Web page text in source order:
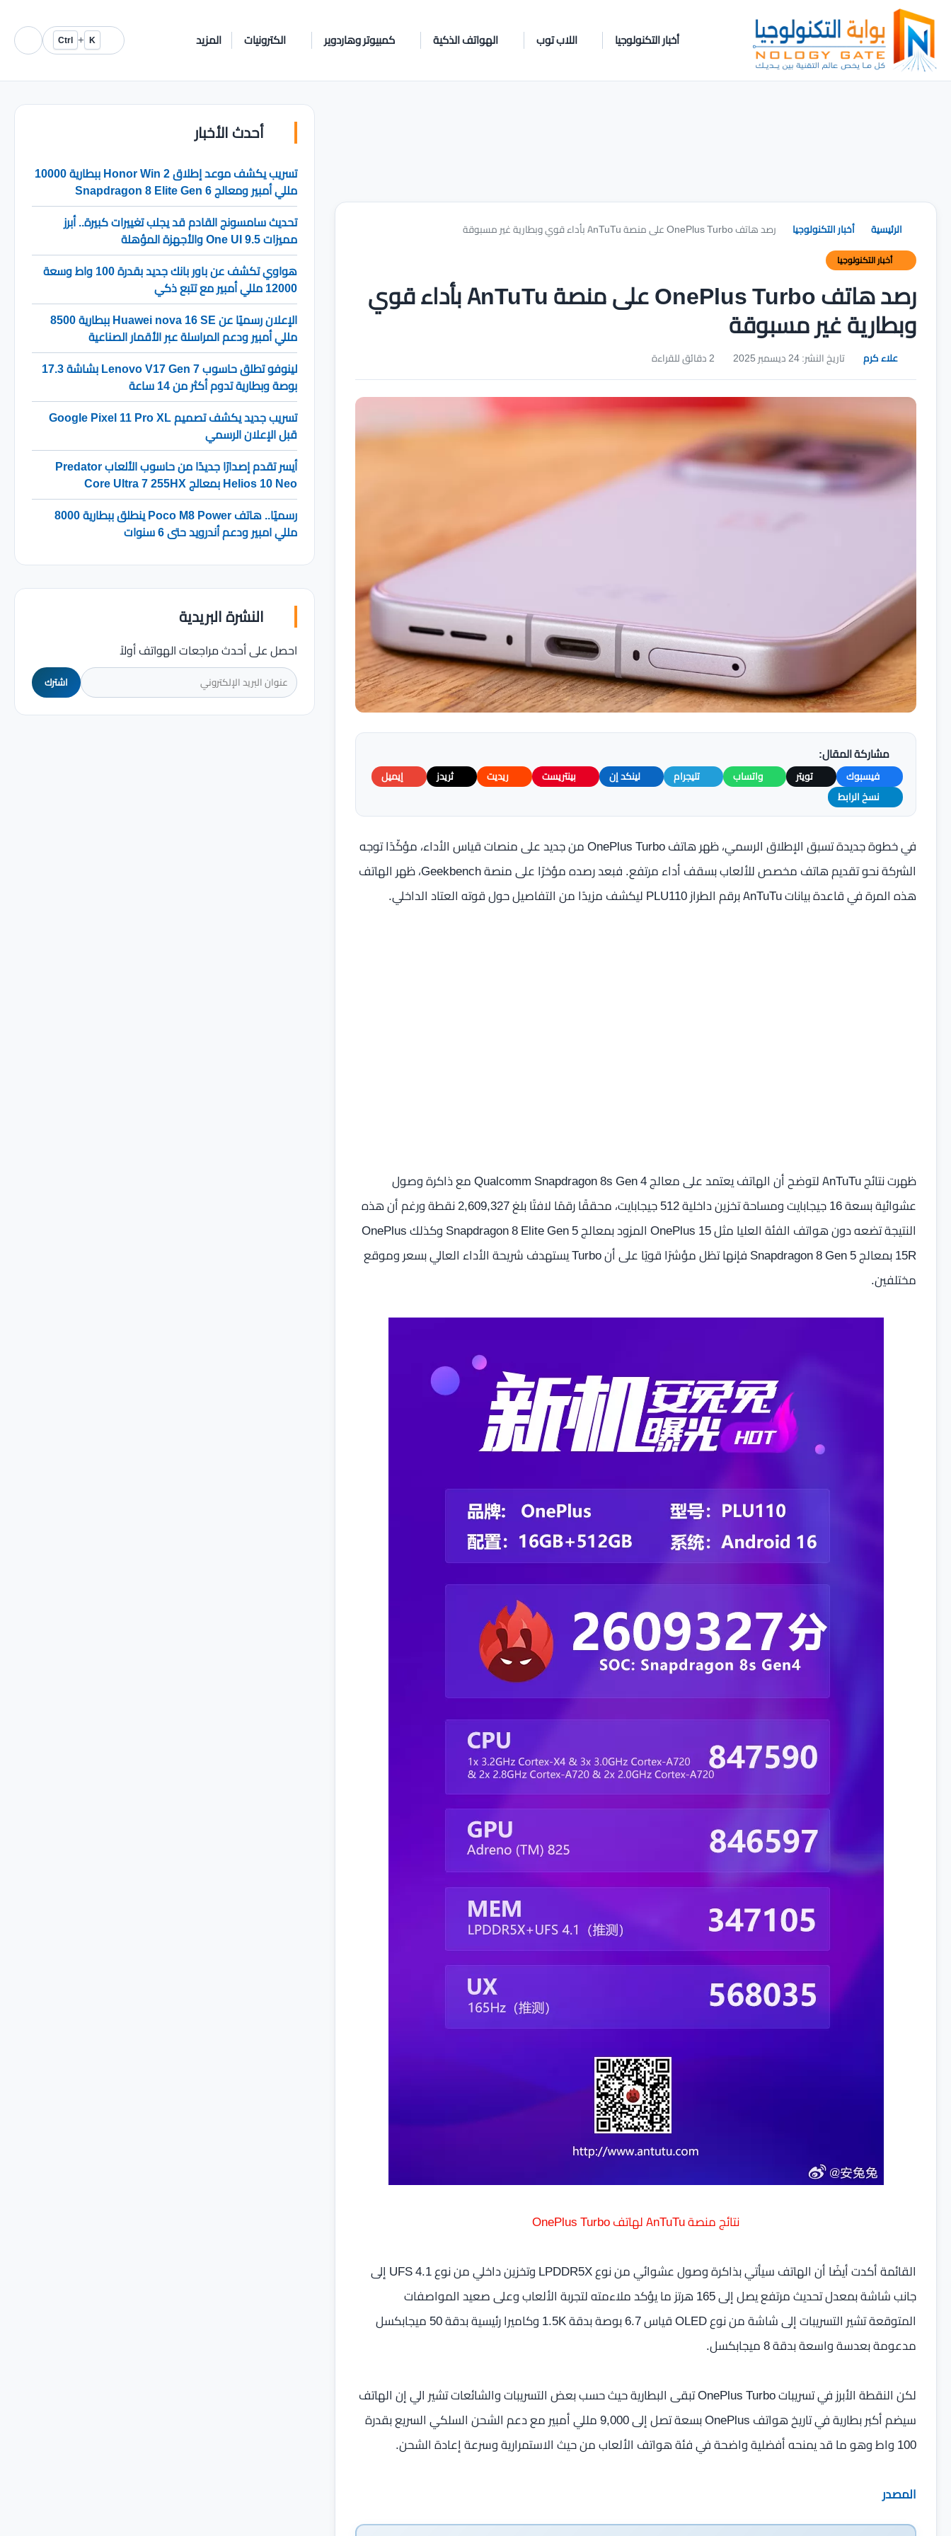
أخبار التكنولوجيا اللاب توب الهواتف الذكية كمبيوتر وهاردوير الكترونيات المزيد K
+
Ctrl
الرئيسية أخبار التكنولوجيا رصد هاتف OnePlus Turbo على منصة AnTuTu بأداء قوي وبطارية غير مسبوقة
أخبار التكنولوجيا
رصد هاتف OnePlus Turbo على منصة AnTuTu بأداء قوي
وبطارية غير مسبوقة
علاء كرم تاريخ النشر: 24 ديسمبر 2025
مشاركة المقال:
فيسبوك تويتر واتساب تليجرام لينكد إن بينتريست ريديت ثريدز
إيميل
نسخ الرابط
في خطوة جديدة تسبق الإطلاق الرسمي، ظهر هاتف OnePlus Turbo من جديد على منصات قياس الأداء، مؤكّدًا توجه
الشركة نحو تقديم هاتف مخصص للألعاب بسقف أداء مرتفع. فبعد رصده مؤخرًا على منصة Geekbench، ظهر الهاتف
هذه المرة في قاعدة بيانات AnTuTu برقم الطراز PLU110 ليكشف مزيدًا من التفاصيل حول قوته العتاد الداخلي.
ظهرت نتائج AnTuTu لتوضح أن الهاتف يعتمد على معالج Qualcomm Snapdragon 8s Gen 4 مع ذاكرة وصول
عشوائية بسعة 16 جيجابايت ومساحة تخزين داخلية 512 جيجابايت، محققًا رقمًا لافتًا بلغ 2,609,327 نقطة ورغم أن هذه
النتيجة تضعه دون هواتف الفئة العليا مثل OnePlus 15 المزود بمعالج Snapdragon 8 Elite Gen 5 وكذلك OnePlus
15R بمعالج Snapdragon 8 Gen 5 فإنها تظل مؤشرًا قويًا على أن Turbo يستهدف شريحة الأداء العالي بسعر وموقع
مختلفين.
نتائج منصة AnTuTu لهاتف OnePlus Turbo
القائمة أكدت أيضًا أن الهاتف سيأتي بذاكرة وصول عشوائي من نوع LPDDR5X وتخزين داخلي من نوع UFS 4.1 إلى
جانب شاشة بمعدل تحديث مرتفع يصل إلى 165 هرتز ما يؤكد ملاءمته لتجربة الألعاب وعلى صعيد المواصفات
المتوقعة تشير التسريبات إلى شاشة من نوع OLED قياس 6.7 بوصة بدقة 1.5K وكاميرا رئيسية بدقة 50 ميجابكسل
مدعومة بعدسة واسعة بدقة 8 ميجابكسل.
لكن النقطة الأبرز في تسريبات OnePlus Turbo تبقى البطارية حيث حسب بعض التسريبات والشائعات تشير الي إن الهاتف
سيضم أكبر بطارية في تاريخ هواتف OnePlus بسعة تصل إلى 9,000 مللي أمبير مع دعم الشحن السلكي السريع بقدرة
100 واط وهو ما قد يمنحه أفضلية واضحة في فئة هواتف الألعاب من حيث الاستمرارية وسرعة إعادة الشحن.
المصدر
أحدث الأخبار
تسريب يكشف موعد إطلاق Honor Win 2 ببطارية 10000
مللي أمبير ومعالج Snapdragon 8 Elite Gen 6
تحديث سامسونج القادم قد يجلب تغييرات كبيرة.. أبرز
مميزات One UI 9.5 والأجهزة المؤهلة
هواوي تكشف عن باور بانك جديد بقدرة 100 واط وسعة
12000 مللي أمبير مع تتبع ذكي
الإعلان رسميًا عن Huawei nova 16 SE ببطارية 8500
مللي أمبير ودعم المراسلة عبر الأقمار الصناعية
لينوفو تطلق حاسوب Lenovo V17 Gen 7 بشاشة 17.3
بوصة وبطارية تدوم أكثر من 14 ساعة
تسريب جديد يكشف تصميم Google Pixel 11 Pro XL
قبل الإعلان الرسمي
أيسر تقدم إصدارًا جديدًا من حاسوب الألعاب Predator
Helios 10 Neo بمعالج Core Ultra 7 255HX
رسميًا.. هاتف Poco M8 Power ينطلق ببطارية 8000
مللي امبير ودعم أندرويد حتى 6 سنوات
النشرة البريدية
احصل على أحدث مراجعات الهواتف أولاً
اشترك